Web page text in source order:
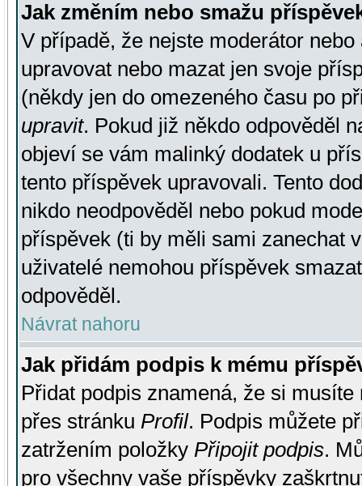
Jak změním nebo smažu
V případě, že nejste moderátor
upravovat nebo mazat jen svoje
(někdy jen do omezeného času po
upravit. Pokud již někdo odpověděl
objeví se vám malinký dodatek u
tento příspěvek upravovali. Tento
nikdo neodpověděl nebo pokud
příspěvek (ti by měli sami zanechat
uživatelé nemohou příspěvek
odpověděl.
Návrat nahoru
Jak přidám podpis k mému
Přidat podpis znamená, že si
přes stránku Profil. Podpis můžete
zatržením položky Připojit podpis.
pro všechny vaše příspěvky